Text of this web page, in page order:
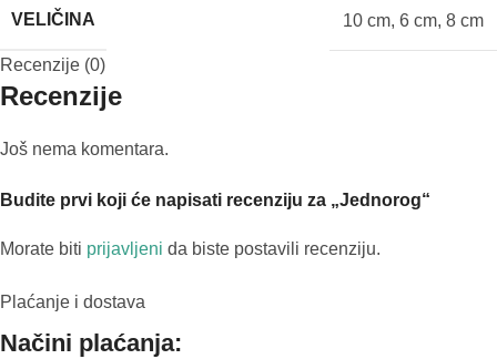
VELIČINA 10 cm, 6 cm, 8 cm
Recenzije (0)
Recenzije
Još nema komentara.
Budite prvi koji će napisati recenziju za „Jednorog“
Morate biti prijavljeni da biste postavili recenziju.
Plaćanje i dostava
Načini plaćanja: